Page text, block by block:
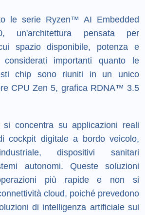
le serie Ryzen™ AI Embedded
un'architettura pensata per
spazio disponibile, potenza e
considerati importanti quanto le
chip sono riuniti in un unico
CPU Zen 5, grafica RDNA™ 3.5
si concentra su applicazioni reali
cockpit digitale a bordo veicolo,
dispositivi sanitari
autonomi. Queste soluzioni
più rapide e non si
cloud, poiché prevedono
di intelligenza artificiale sui